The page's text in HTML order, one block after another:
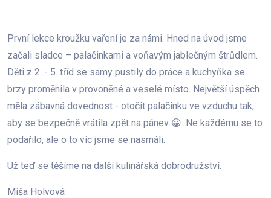
První lekce kroužku vaření je za námi. Hned na úvod jsme
začali sladce – palačinkami a voňavým jablečným štrůdlem.
Děti z 2. - 5. tříd se samy pustily do práce a kuchyňka se
brzy proměnila v provoněné a veselé místo. Největší úspěch
měla zábavná dovednost - otočit palačinku ve vzduchu tak,
aby se bezpečně vrátila zpět na pánev 😀. Ne každému se to
podařilo, ale o to víc jsme se nasmáli.
Už teď se těšíme na další kulinářská dobrodružství.
Míša Holvová